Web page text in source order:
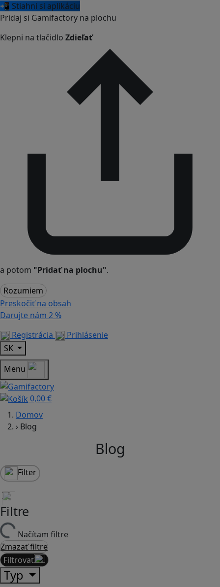
📲 Stiahni si aplikáciu
Pridaj si Gamifactory na plochu
Klepni na tlačidlo Zdieľať
a potom "Pridať na plochu".
Rozumiem
Preskočiť na obsah
Darujte nám 2 %
Registrácia
Prihlásenie
SK
Menu
0,00 €
Domov
› Blog
Blog
Filter
Filtre
Načítam filtre
Zmazať filtre
Filtrovať
Typ